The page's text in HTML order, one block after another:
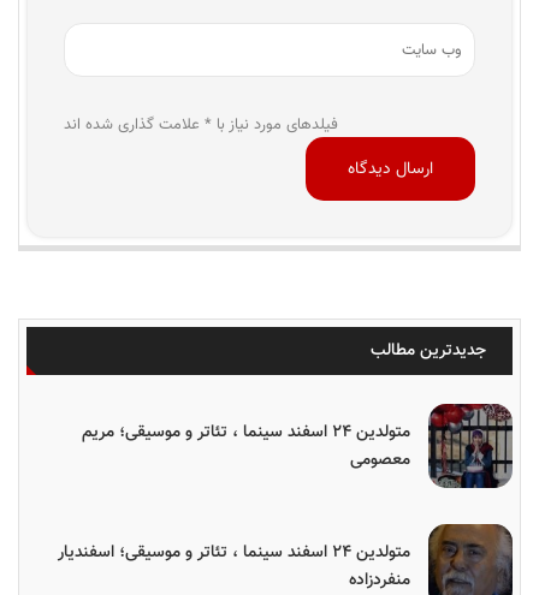
فیلدهای مورد نیاز با * علامت گذاری شده اند
جدیدترین مطالب
متولدین ۲۴ اسفند سینما ، تئاتر و موسیقی؛ مریم
معصومی
متولدین ۲۴ اسفند سینما ، تئاتر و موسیقی؛ اسفندیار
منفردزاده